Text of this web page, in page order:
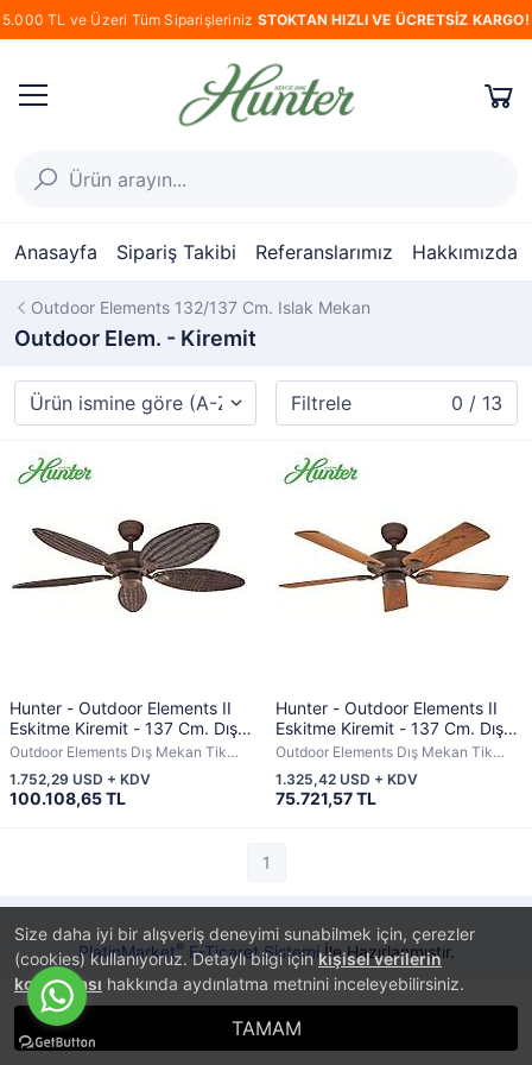
5.000 TL ve Üzeri Tüm Siparişleriniz STOKTAN HIZLI VE ÜCRETSİZ KARGO!
Anasayfa Sipariş Takibi Referanslarımız Hakkımızda
Size daha iyi bir alışveriş deneyimi sunabilmek için, çerezler
(cookies) kullanıyoruz. Detaylı bilgi içinkişisel verilerin
korunması hakkında aydınlatma metnini inceleyebilirsiniz.
TAMAM
Outdoor Elements 132/137 Cm. Islak Mekan
Outdoor Elem. - Kiremit
Filtrele 0 / 13
Hunter - Outdoor Elements II
Eskitme Kiremit - 137 Cm. Dış
Mekan Hasır Kanatlı Tavan
Outdoor Elements Dış Mekan Tik
Ağacı Kanatlı
100.108,65 TL
1.752,29 USD + KDV
Hunter - Outdoor Elements II
Eskitme Kiremit - 137 Cm. Dış
Mekan Tavan Vantilatörü
Outdoor Elements Dış Mekan Tik
Ağacı Kanatlı
75.721,57 TL
1.325,42 USD + KDV
1
PlatinMarket® E-Ticaret Sistemiİle Hazırlanmıştır.